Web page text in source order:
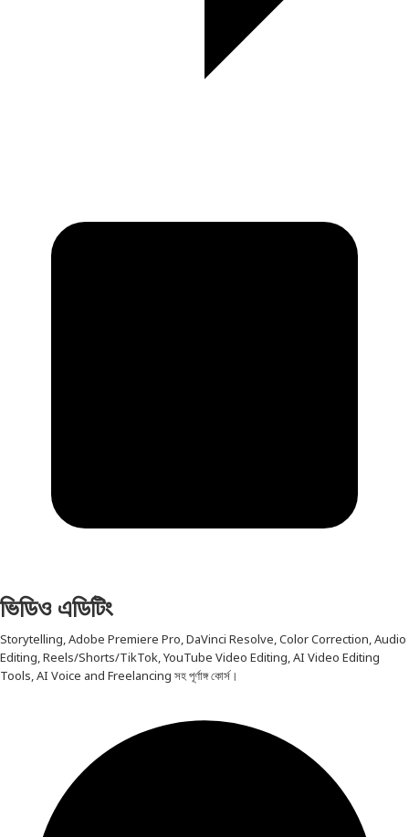
ভিডিও এডিটিং
Storytelling, Adobe Premiere Pro, DaVinci Resolve, Color Correction, Audio
Editing, Reels/Shorts/TikTok, YouTube Video Editing, AI Video Editing
Tools, AI Voice and Freelancing সহ পূর্ণাঙ্গ কোর্স।